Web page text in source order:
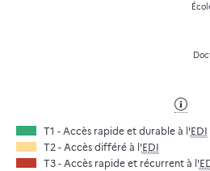
T1 - Accès rapide et durable à l'EDI
T2 - Accès différé à l'EDI
T3 - Accès rapide et récurrent à l'